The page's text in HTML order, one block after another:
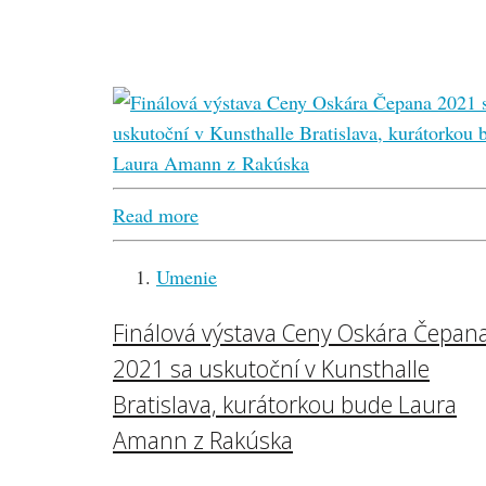
Read more
Umenie
Finálová výstava Ceny Oskára
2021 sa uskutoční v Kunsthalle
Bratislava, kurátorkou bude Laura
Amann z Rakúska